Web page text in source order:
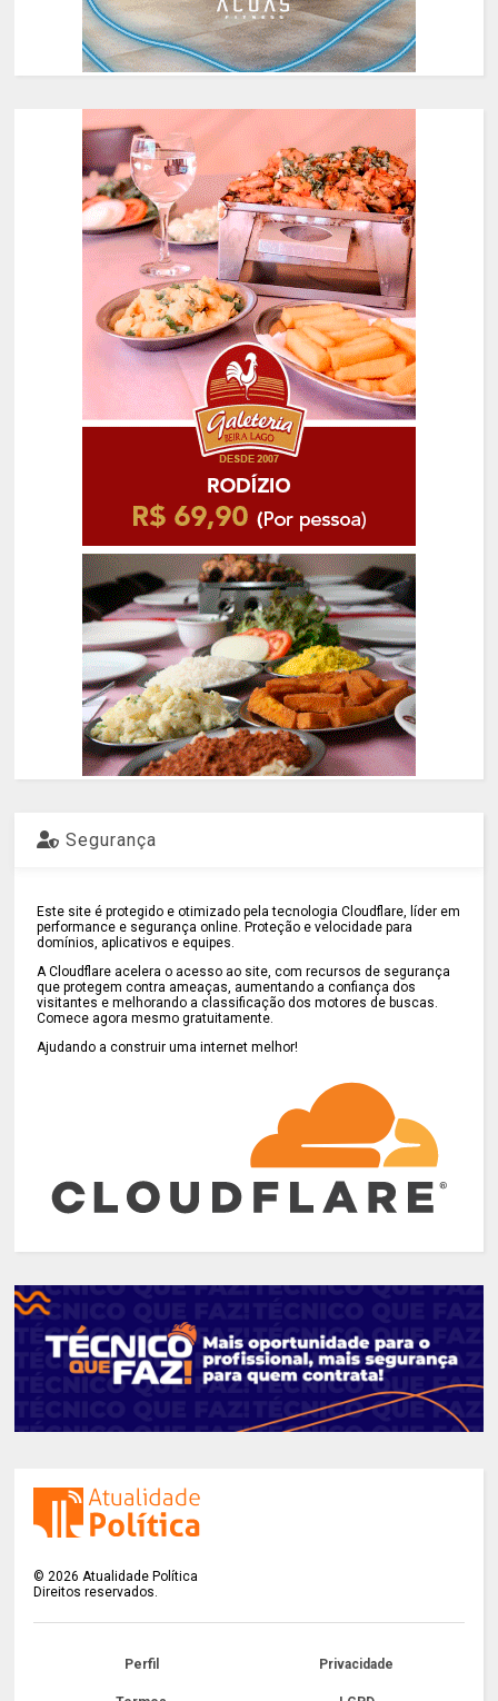
Segurança
Este site é protegido e otimizado pela tecnologia Cloudflare, líder em
performance e segurança online. Proteção e velocidade para
domínios, aplicativos e equipes.
A Cloudflare acelera o acesso ao site, com recursos de segurança
que protegem contra ameaças, aumentando a confiança dos
visitantes e melhorando a classificação dos motores de buscas.
Comece agora mesmo gratuitamente.
Ajudando a construir uma internet melhor!
©2026 Atualidade Política
Direitos reservados.
Perfil Privacidade